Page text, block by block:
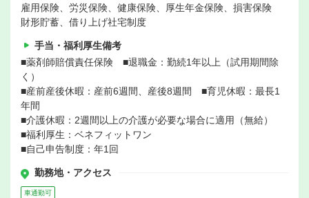
雇用保険、労災保険、健康保険、厚生年金保険、損害保険
財形貯蓄、借り上げ社宅制度
手当・福利厚生備考
■薬剤師賠償責任保険 ■退職金：勤続1年以上（試用期間除
く）
■産前産後休暇：産前6週間、産後8週間 ■育児休暇：最長1
年間
■介護休暇：2週間以上の介護が必要な場合に適用（無給）
■福利厚生：ベネフィットワン
■自己申告制度：年1回
勤務地・アクセス
車通勤可